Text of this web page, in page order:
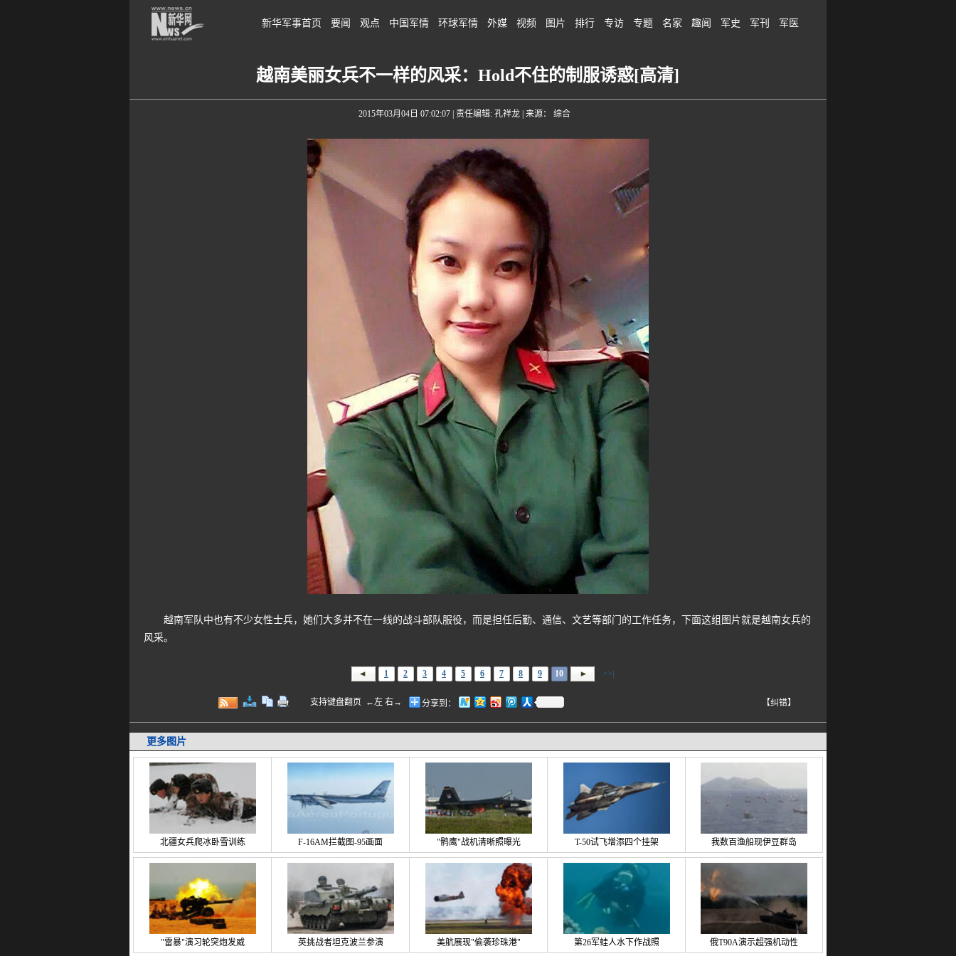
新华军事首页 要闻 观点 中国军情 环球军情 外媒 视频 图片 排行 专访 专题 名家 趣闻 军史 军刊 军医
越南美丽女兵不一样的风采：Hold不住的制服诱惑[高清]
2015年03月04日 07:02:07| 责任编辑: 孔祥龙 | 来源： 综合
越南军队中也有不少女性士兵，她们大多并不在一线的战斗部队服役，而是担任后勤、通信、文艺等部门的工作任务，下面这组图片就是越南女兵的
风采。
1 2 3 4 5 6 7 8 9 10 >>|
支持键盘翻页 ←左 右→ 分享到： 【纠错】
更多图片
北疆女兵爬冰卧雪训练 F-16AM拦截图-95画面 "鹘鹰"战机清晰照曝光 T-50试飞增添四个挂架 我数百渔船现伊豆群岛
"雷暴"演习轮突炮发威 英挑战者坦克波兰参演 美航展现"偷袭珍珠港" 第26军蛙人水下作战照 俄T90A演示超强机动性